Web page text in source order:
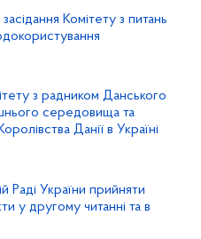
Комітету з питань
з радником Данського
середовища та
Данії в Україні
Раді України прийняти
у другому читанні та в